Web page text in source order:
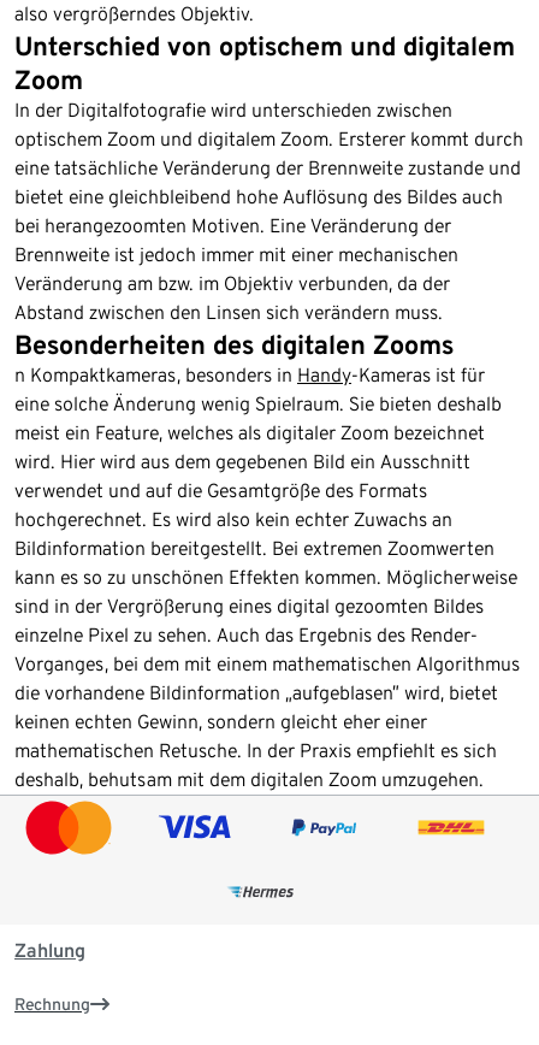
also vergrößerndes Objektiv.
Unterschied von optischem und digitalem
Zoom
In der Digitalfotografie wird unterschieden zwischen
optischem Zoom und digitalem Zoom. Ersterer kommt durch
eine tatsächliche Veränderung der Brennweite zustande und
bietet eine gleichbleibend hohe Auflösung des Bildes auch
bei herangezoomten Motiven. Eine Veränderung der
Brennweite ist jedoch immer mit einer mechanischen
Veränderung am bzw. im Objektiv verbunden, da der
Abstand zwischen den Linsen sich verändern muss.
Besonderheiten des digitalen Zooms
n Kompaktkameras, besonders in Handy-Kameras ist für
eine solche Änderung wenig Spielraum. Sie bieten deshalb
meist ein Feature, welches als digitaler Zoom bezeichnet
wird. Hier wird aus dem gegebenen Bild ein Ausschnitt
verwendet und auf die Gesamtgröße des Formats
hochgerechnet. Es wird also kein echter Zuwachs an
Bildinformation bereitgestellt. Bei extremen Zoomwerten
kann es so zu unschönen Effekten kommen. Möglicherweise
sind in der Vergrößerung eines digital gezoomten Bildes
einzelne Pixel zu sehen. Auch das Ergebnis des Render-
Vorganges, bei dem mit einem mathematischen Algorithmus
die vorhandene Bildinformation „aufgeblasen” wird, bietet
keinen echten Gewinn, sondern gleicht eher einer
mathematischen Retusche. In der Praxis empfiehlt es sich
deshalb, behutsam mit dem digitalen Zoom umzugehen.
Zahlung
Rechnung